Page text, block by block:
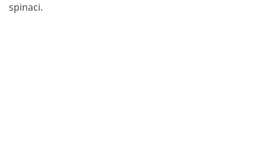
spinaci.